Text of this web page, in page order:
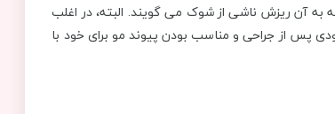
به آن ریزش ناشی از شوک می گویند. البته، در اغلب
پس از جراحی و مناسب بودن پیوند مو برای خود با